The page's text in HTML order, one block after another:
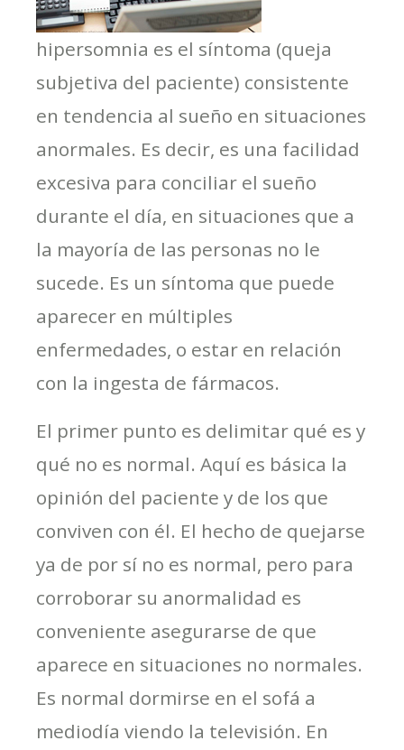
hipersomnia es el síntoma (queja
subjetiva del paciente) consistente
en tendencia al sueño en situaciones
anormales. Es decir, es una facilidad
excesiva para conciliar el sueño
durante el día, en situaciones que a
la mayoría de las personas no le
sucede. Es un síntoma que puede
aparecer en múltiples
enfermedades, o estar en relación
con la ingesta de fármacos.
El primer punto es delimitar qué es y
qué no es normal. Aquí es básica la
opinión del paciente y de los que
conviven con él. El hecho de quejarse
ya de por sí no es normal, pero para
corroborar su anormalidad es
conveniente asegurarse de que
aparece en situaciones no normales.
Es normal dormirse en el sofá a
mediodía viendo la televisión. En